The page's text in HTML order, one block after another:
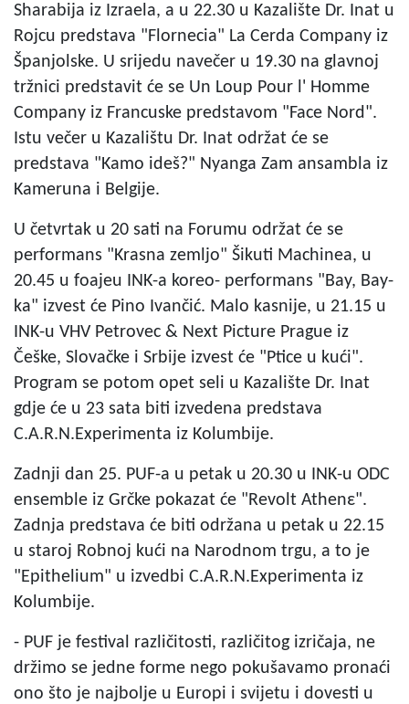
Sharabija iz Izraela, a u 22.30 u Kazalište Dr. Inat u
Rojcu predstava "Flornecia" La Cerda Company iz
Španjolske. U srijedu navečer u 19.30 na glavnoj
tržnici predstavit će se Un Loup Pour l' Homme
Company iz Francuske predstavom "Face Nord".
Istu večer u Kazalištu Dr. Inat održat će se
predstava "Kamo ideš?" Nyanga Zam ansambla iz
Kameruna i Belgije.
U četvrtak u 20 sati na Forumu održat će se
performans "Krasna zemljo" Šikuti Machinea, u
20.45 u foajeu INK-a koreo- performans "Bay, Bay-
ka" izvest će Pino Ivančić. Malo kasnije, u 21.15 u
INK-u VHV Petrovec & Next Picture Prague iz
Češke, Slovačke i Srbije izvest će "Ptice u kući".
Program se potom opet seli u Kazalište Dr. Inat
gdje će u 23 sata biti izvedena predstava
C.A.R.N.Experimenta iz Kolumbije.
Zadnji dan 25. PUF-a u petak u 20.30 u INK-u ODC
ensemble iz Grčke pokazat će "Revolt Athenε".
Zadnja predstava će biti održana u petak u 22.15
u staroj Robnoj kući na Narodnom trgu, a to je
"Epithelium" u izvedbi C.A.R.N.Experimenta iz
Kolumbije.
- PUF je festival različitosti, različitog izričaja, ne
držimo se jedne forme nego pokušavamo pronaći
ono što je najbolje u Europi i svijetu i dovesti u